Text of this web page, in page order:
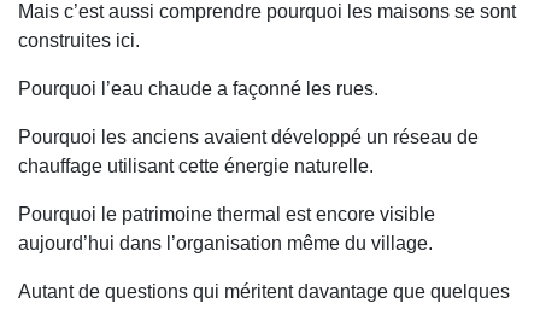
Mais c’est aussi comprendre pourquoi les maisons se sont
construites ici.
Pourquoi l’eau chaude a façonné les rues.
Pourquoi les anciens avaient développé un réseau de
chauffage utilisant cette énergie naturelle.
Pourquoi le patrimoine thermal est encore visible
aujourd’hui dans l’organisation même du village.
Autant de questions qui méritent davantage que quelques